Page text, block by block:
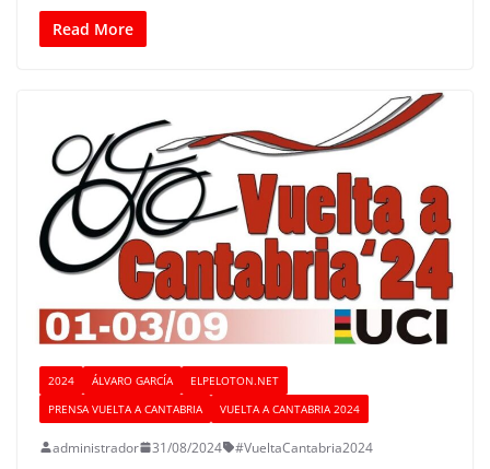
Read More
2024 ÁLVARO GARCÍA
ELPELOTON.NET
PRENSA VUELTA A CANTABRIA
VUELTA A CANTABRIA 2024
administrador 31/08/2024 #VueltaCantabria2024